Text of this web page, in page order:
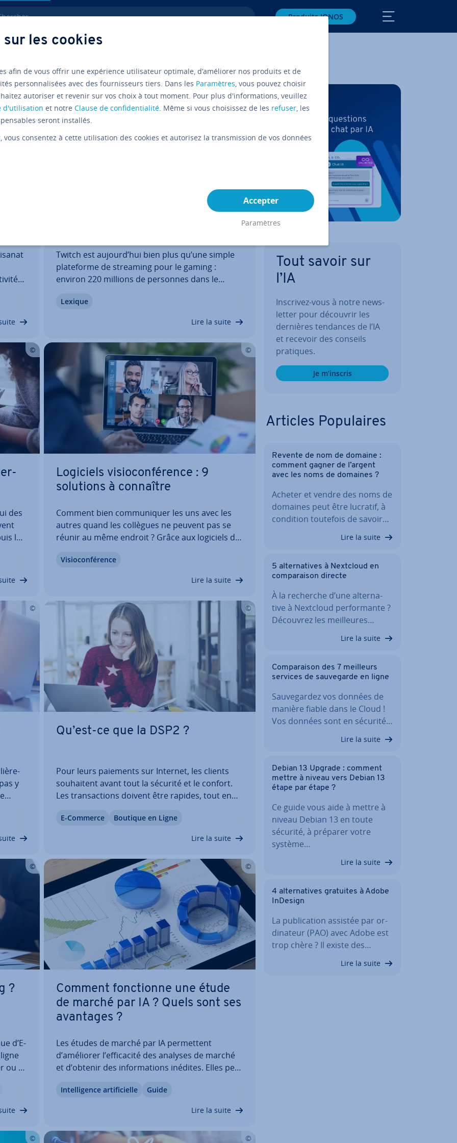
Produits IONOS
en
Qu’est-ce que Twitch et comment
Twitch est aujourd’hui bien plus qu’une simple
pla­te­forme de streaming pour le gaming :
environ 220 millions de personnes dans le
ce soit de jeux, de Just Chatting ou d’évé­ne­
Lexique
Lire la suite
des
la
Logiciels vi­sio­con­fé­rence : 9
solutions à connaître
Comment bien com­mu­ni­quer les uns avec les
autres quand les collègues ne peuvent pas se
réunir au même endroit ? Grâce aux logiciels de
bi­naires et en­tre­tiens in­di­vi­duels peuvent être
Vi­sio­con­fé­rence
Lire la suite
y
Qu’est-ce que la DSP2 ?
Pour leurs paiements sur Internet, les clients
sou­hai­tent avant tout la sécurité et le confort.
Les tran­sac­tions doivent être rapides, tout en
données : après tout, il s’agit d’in­for­ma­tions
E-Commerce Boutique en Ligne
Lire la suite
?
d’E-
ou à
Comment fonc­tionne une étude
de marché par IA ? Quels sont ses
avantages ?
Les études de marché par IA per­met­tent
d’améliorer l’ef­fi­ca­cité des analyses de marché
et d’obtenir des in­for­ma­tions inédites. Elles per­
quantités de données, de déduire des
tendances et de prendre des décisions fondées.
In­tel­li­gence ar­ti­fi­cielle Guide
Lire la suite
Tout savoir sur
l’IA
Inscrivez-vous à notre news­
let­ter pour découvrir les
dernières tendances de l’IA
et recevoir des conseils
pratiques.
Je m’inscris
Articles Po­pu­laires
Revente de nom de domaine :
comment gagner de l’argent
avec les noms de domaines ?
Acheter et vendre des noms de
domaines peut être lucratif, à
condition toutefois de savoir…
Lire la suite
5 al­ter­na­tives à Nextcloud en
com­pa­rai­son directe
À la recherche d’une al­ter­na­
tive à Nextcloud per­for­mante ?
Découvrez les meil­leures…
Lire la suite
Com­pa­rai­son des 7 meilleurs
services de sau­ve­garde en ligne
Sau­ve­gar­dez vos données de
manière fiable dans le Cloud !
Vos données sont en sécurité…
Lire la suite
Debian 13 Upgrade : comment
mettre à niveau vers Debian 13
étape par étape ?
Ce guide vous aide à mettre à
niveau Debian 13 en toute
sécurité, à préparer votre
système…
Lire la suite
4 al­ter­na­tives gratuites à Adobe
InDesign
La pu­bli­ca­tion assistée par or­
di­na­teur (PAO) avec Adobe est
trop chère ? Il existe des…
Lire la suite
les cookies
afin de vous offrir une expérience utilisateur optimale, d’améliorer nos produits et de
personnalisées avec des fournisseurs tiers. Dans les Paramètres, vous pouvez choisir
autoriser et revenir sur vos choix à tout moment. Pour plus d'informations, veuillez
d'utilisation et notre Clause de confidentialité. Même si vous choisissez de les refuser, les
seront installés.
, vous consentez à cette utilisation des cookies et autorisez la transmission de vos données
Accepter
Paramètres